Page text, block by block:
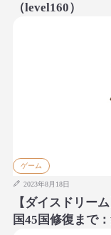
（level160）
ゲーム
2023年8月18日
【ダイスドリー
国45国修復まで：